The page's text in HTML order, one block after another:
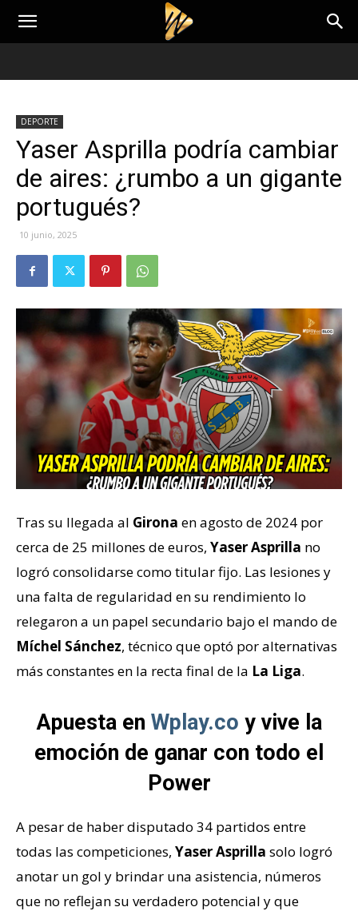
DEPORTE
Yaser Asprilla podría cambiar
de aires: ¿rumbo a un gigante
portugués?
10 junio, 2025
Tras su llegada al Girona en agosto de 2024 por
cerca de 25 millones de euros, Yaser Asprilla no
logró consolidarse como titular fijo. Las lesiones y
una falta de regularidad en su rendimiento lo
relegaron a un papel secundario bajo el mando de
Míchel Sánchez, técnico que optó por alternativas
más constantes en la recta final de la La Liga.
Apuesta en Wplay.co y vive la
emoción de ganar con todo el
Power
A pesar de haber disputado 34 partidos entre
todas las competiciones, YaserAsprilla solo logró
anotar un gol y brindar una asistencia, números
que no reflejan su verdadero potencial y que